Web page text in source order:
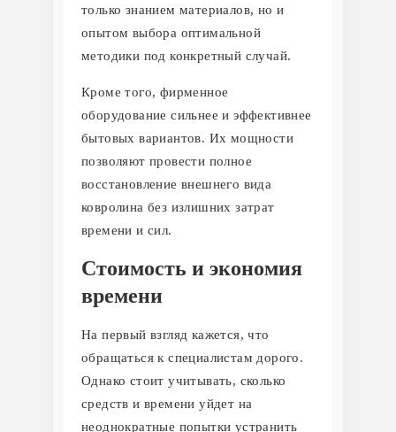
только знанием материалов, но и
опытом выбора оптимальной
методики под конкретный случай.
Кроме того, фирменное
оборудование сильнее и эффективнее
бытовых вариантов. Их мощности
позволяют провести полное
восстановление внешнего вида
ковролина без излишних затрат
времени и сил.
Стоимость и экономия
времени
На первый взгляд кажется, что
обращаться к специалистам дорого.
Однако стоит учитывать, сколько
средств и времени уйдет на
неоднократные попытки устранить